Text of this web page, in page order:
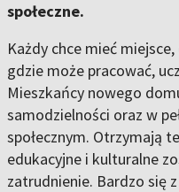
społeczne.
Każdy chce mieć
gdzie może pracować,
Mieszkańcy nowego
samodzielności oraz w
społecznym. Otrzymają
edukacyjne i kulturalne
zatrudnienie. Bardzo się